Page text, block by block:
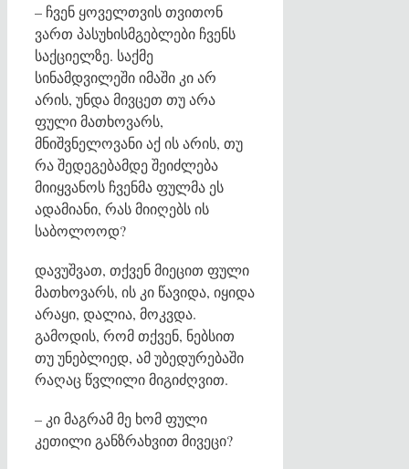
– ჩვენ ყოველთვის თვითონ
ვართ პასუხისმგებლები ჩვენს
საქციელზე. საქმე
სინამდვილეში იმაში კი არ
არის, უნდა მივცეთ თუ არა
ფული მათხოვარს,
მნიშვნელოვანი აქ ის არის, თუ
რა შედეგებამდე შეიძლება
მიიყვანოს ჩვენმა ფულმა ეს
ადამიანი, რას მიიღებს ის
საბოლოოდ?
დავუშვათ, თქვენ მიეცით ფული
მათხოვარს, ის კი წავიდა, იყიდა
არაყი, დალია, მოკვდა.
გამოდის, რომ თქვენ, ნებსით
თუ უნებლიედ, ამ უბედურებაში
რაღაც წვლილი მიგიძღვით.
– კი მაგრამ მე ხომ ფული
კეთილი განზრახვით მივეცი?